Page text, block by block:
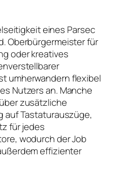
eines Parsec
Oberbürgermeister für
oder kreatives
umherwandern flexibel
Nutzers an. Manche
zusätzliche
auf Tastaturauszüge,
für jedes
wodurch der Job
effizienter